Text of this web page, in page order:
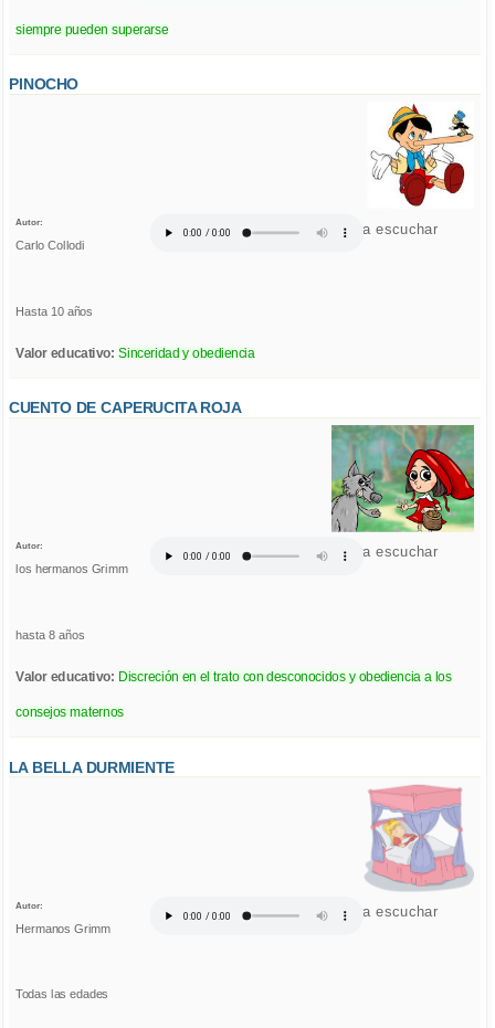
siempre pueden superarse
PINOCHO
Click para escuchar
Autor:
Carlo Collodi
Hasta 10 años
Valor educativo:Sinceridad y obediencia
CUENTO DE CAPERUCITA ROJA
Click para escuchar
Autor:
los hermanos Grimm
hasta 8 años
Valor educativo: Discreción en el trato con desconocidos y obediencia a los
consejos maternos
LA BELLA DURMIENTE
Click para escuchar
Autor:
Hermanos Grimm
Todas las edades